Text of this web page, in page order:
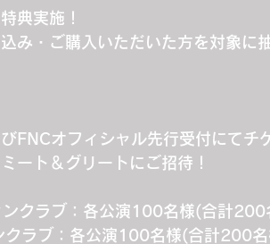
典実施！
み・ご購入いただいた方を対象に
FNCオフィシャル先行受付にてチ
ート＆グリートにご招待！
クラブ：各公演100名様(合計200
ラブ：各公演100名様(合計200名